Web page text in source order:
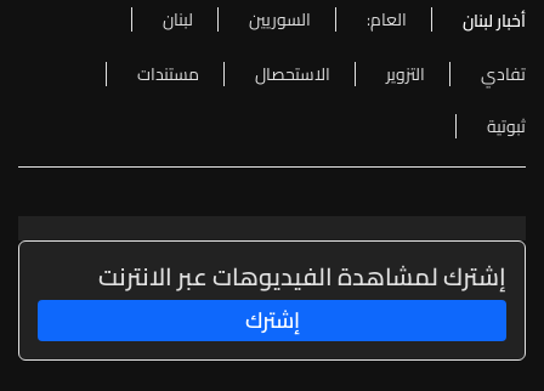
أخبار لبنان العام: السوريين
لبنان
تفادي
التزوير الاستحصال
مستندات
ثبوتية
إشترك لمشاهدة الفيديوهات عبر الانترنت
إشترك